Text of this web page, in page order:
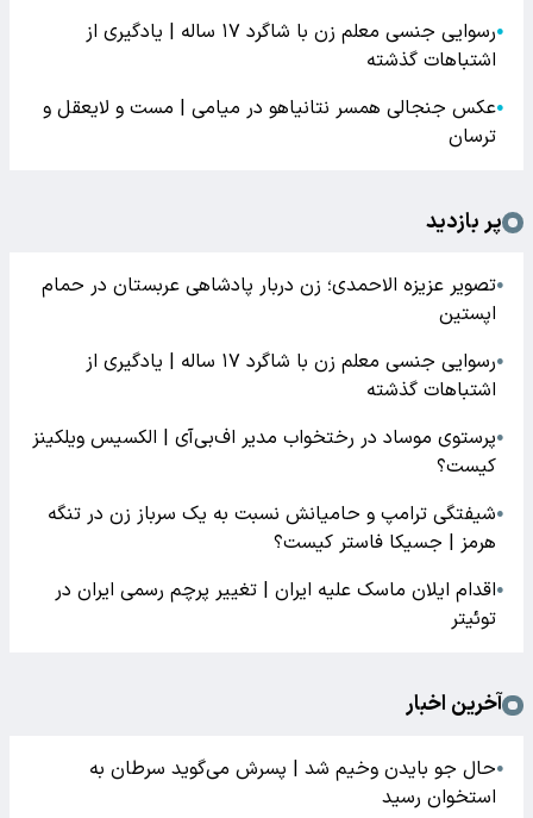
●
رسوایی جنسی معلم زن با شاگرد ۱۷ ساله | یادگیری از
اشتباهات گذشته
●عکس جنجالی همسر نتانیاهو در میامی | مست و لایعقل و
ترسان
پر بازدید
●تصویر عزیزه الاحمدی؛ زن دربار پادشاهی عربستان در حمام
اپستین
●
رسوایی جنسی معلم زن با شاگرد ۱۷ ساله | یادگیری از
اشتباهات گذشته
●پرستوی موساد در رختخواب مدیر اف‌بی‌آی | الکسیس ویلکینز
کیست؟
●شیفتگی ترامپ و حامیانش نسبت به یک سرباز زن در تنگه
هرمز | جسیکا فاستر کیست؟
●اقدام ایلان ماسک علیه ایران | تغییر پرچم رسمی ایران در
توئیتر
آخرین اخبار
●حال جو بایدن وخیم شد | پسرش می‌گوید سرطان به
استخوان رسید